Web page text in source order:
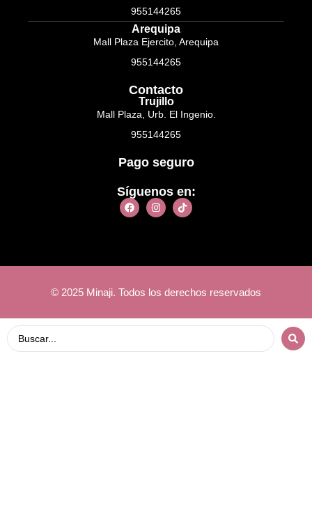
955144265
Arequipa
Mall Plaza Ejercito, Arequipa
955144265
Contacto
Trujillo
Mall Plaza, Urb. El Ingenio.
955144265
Pago seguro
Síguenos en:
© 2025 Minaji. Todos los derechos reservados